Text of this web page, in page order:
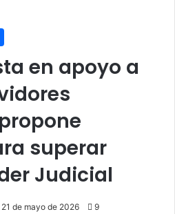
en apoyo a
superar
Judicial
21 de mayo de 2026 9